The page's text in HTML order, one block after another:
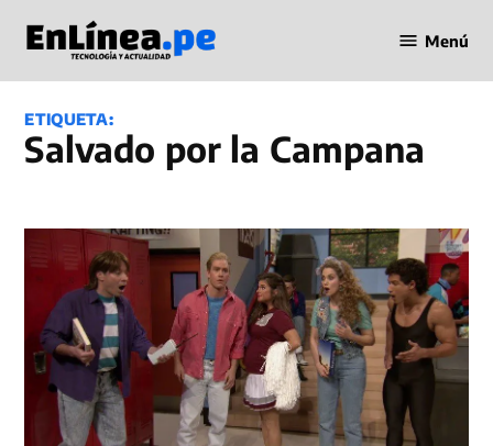
contenido
en Línea
Menú
ETIQUETA:
Salvado por la Campana